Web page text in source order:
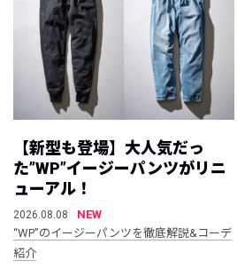
【新型も登場】大人気だっ
た”WP”イージーパンツがリニ
ューアル！
2026.08.08
NEW
“WP”のイージーパンツを徹底解説&コーデ
紹介